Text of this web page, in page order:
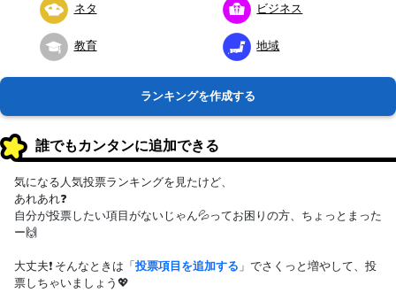
ネタ ビジネス
教育 地域
ランキングを作成する
誰でもカンタンに追加できる
気になる人気投票ランキングを見たけど、
あれあれ❓
自分が投票したい項目がないじゃん💦ってお困りの方、ちょっとまった
ー🙌
大丈夫❗ そんなときは「投票項目を追加する 」でさくっと増やして、投
票しちゃいましょう💖